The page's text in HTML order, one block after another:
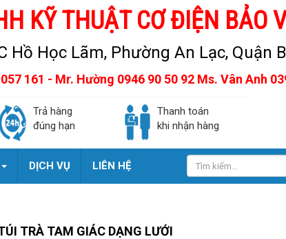
KỸ THUẬT CƠ ĐIỆN BẢO
Hồ Học Lãm, Phường An Lạc, Quận
161 - Mr. Hường 0946 90 50 92 Ms. Vân Anh
Trả hàng
đúng hạn
Thanh toán
khi nhận hàng
DỊCH VỤ LIÊN HỆ
TRÀ TAM GIÁC DẠNG LƯỚI